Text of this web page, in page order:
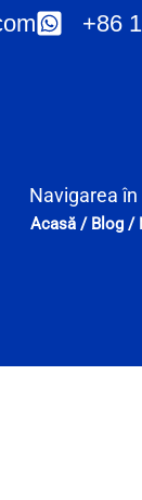
+86
Navigarea
Acasă / Blog /